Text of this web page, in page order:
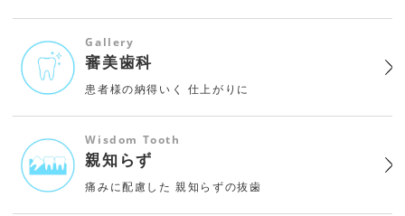
Gallery
審美歯科
患者様の納得いく 仕上がりに
Wisdom Tooth
親知らず
痛みに配慮した 親知らずの抜歯